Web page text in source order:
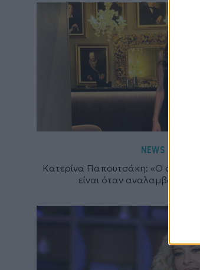
NEWS
Κατερίνα Παπουτσάκη: «Ο
είναι όταν αναλαμβάνει